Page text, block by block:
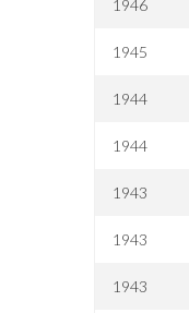
1946
1945
1944
1944
1943
1943
1943